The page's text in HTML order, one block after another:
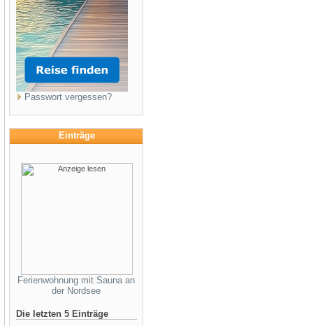
Passwort vergessen?
Einträge
Ferienwohnung mit Sauna an
der Nordsee
Die letzten 5 Einträge